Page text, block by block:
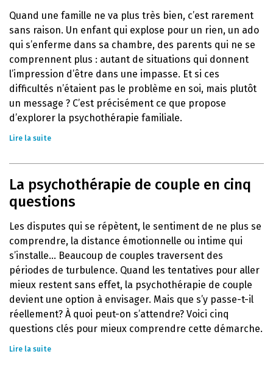
Quand une famille ne va plus très bien, c’est rarement
sans raison. Un enfant qui explose pour un rien, un ado
qui s’enferme dans sa chambre, des parents qui ne se
comprennent plus : autant de situations qui donnent
l’impression d’être dans une impasse. Et si ces
difficultés n’étaient pas le problème en soi, mais plutôt
un message ? C’est précisément ce que propose
d’explorer la psychothérapie familiale.
Lire la suite
La psychothérapie de couple en cinq
questions
Les disputes qui se répètent, le sentiment de ne plus se
comprendre, la distance émotionnelle ou intime qui
s’installe… Beaucoup de couples traversent des
périodes de turbulence. Quand les tentatives pour aller
mieux restent sans effet, la psychothérapie de couple
devient une option à envisager. Mais que s’y passe-t-il
réellement? À quoi peut-on s’attendre? Voici cinq
questions clés pour mieux comprendre cette démarche.
Lire la suite